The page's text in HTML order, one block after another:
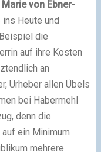
Marie von Ebner-
Heute und
die
auf ihre Kosten
an
Urheber allen Übels
bei Habermehl
denn die
ein Minimum
mehrere